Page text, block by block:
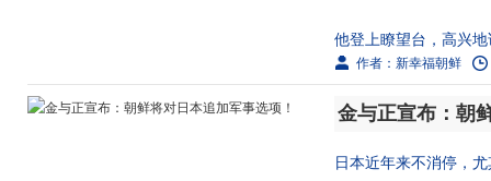
他登上瞭望台，高兴
２０００...
作者：新幸福朝鲜
金与正宣布：朝
日本近年来不消停，